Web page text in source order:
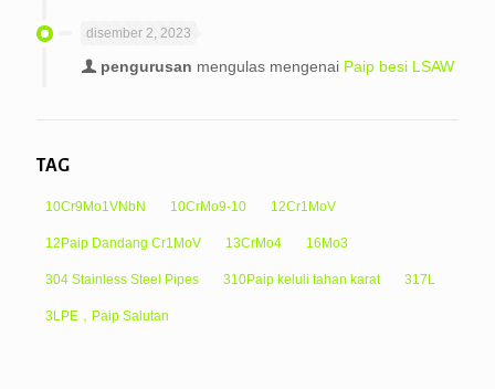
disember 2, 2023
pengurusan mengulas mengenai Paip besi LSAW
TAG
10Cr9Mo1VNbN 10CrMo9-10 12Cr1MoV
12Paip Dandang Cr1MoV 13CrMo4 16Mo3
304 Stainless Steel Pipes 310Paip keluli tahan karat 317L
3LPE，Paip Salutan